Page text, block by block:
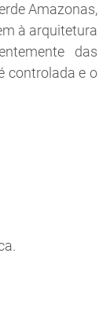
Amazonas,
à arquitetura
das
controlada e o